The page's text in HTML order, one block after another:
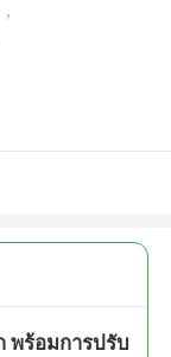
พร้อมการปรับ